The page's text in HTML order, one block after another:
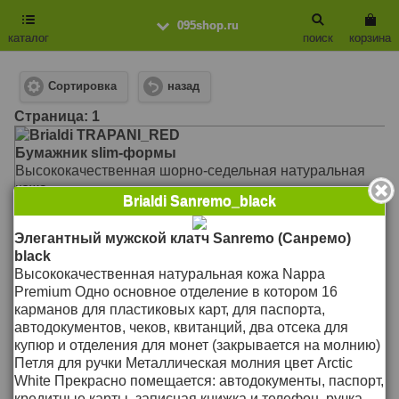
095shop.ru
каталог
корзина
поиск
Сортировка назад
Cтраница: 1
Brialdi TRAPANI_RED
Бумажник slim-формы
Высококачественная шорно-седельная натуральная
кожа
Отделения для купюр, монет и кредитных карт
Широкое отделение для иных документов
Зарывается на кнопку
Цвет фурнитуры антик
Материал: Натуральная кожа
Размер: 10.5 x 19 x 1 см
подробнее >>
Цена: 2`950Р
Brialdi Sanremo_black
Элегантный мужской клатч Sanremo (Санремо)
black
Brialdi Sanremo_black
Элегантный мужской клатч Sanremo (Санремо)
black
Высококачественная натуральная кожа Nappa
Premium Одно основное отделение в котором 16
карманов для пластиковых карт, для паспорта,
автодокументов, чеков, квитанций, два отсека для
купюр и отделения для монет (закрывается на молнию)
Петля для ручки Металлическая молния цвет Arctic
White Прекрасно помещается: автодокументы, паспорт,